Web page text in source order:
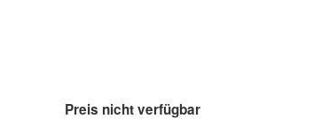
Preis nicht verfügbar